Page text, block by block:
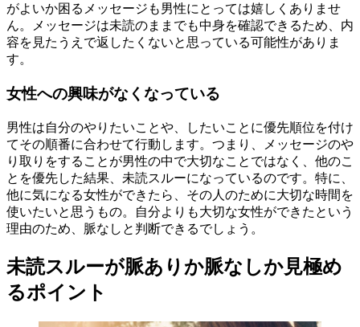
がよいか困るメッセージも男性にとっては嬉しくありませ
ん。メッセージは未読のままでも中身を確認できるため、内
容を見たうえで返したくないと思っている可能性がありま
す。
女性への興味がなくなっている
男性は自分のやりたいことや、したいことに優先順位を付け
てその順番に合わせて行動します。つまり、メッセージのや
り取りをすることが男性の中で大切なことではなく、他のこ
とを優先した結果、未読スルーになっているのです。特に、
他に気になる女性ができたら、その人のために大切な時間を
使いたいと思うもの。自分よりも大切な女性ができたという
理由のため、脈なしと判断できるでしょう。
未読スルーが脈ありか脈なしか見極め
るポイント